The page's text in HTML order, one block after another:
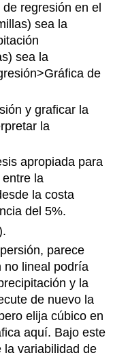
regresión en el
sea la
sea la
de
y graficar la
la
apropiada para
la
la costa
del 5%.
.
parece
no lineal podría
y la
de nuevo la
elija cúbico en
aquí. Bajo este
la variabilidad de